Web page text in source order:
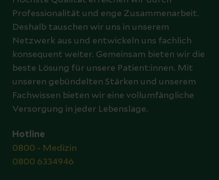
Professionalität und enge Zusammenarbeit.
Deshalb tauschen wir uns in unserem
Netzwerk aus und entwickeln uns fachlich
konsequent weiter. Gemeinsam bieten wir die
beste Lösung für unsere Patient:innen. Mit
unseren gebündelten Stärken und unserem
Fachwissen bieten wir eine vollumfängliche
Versorgung in jeder Lebenslage.
Hotline
0800 - Medizin
0800 6334946